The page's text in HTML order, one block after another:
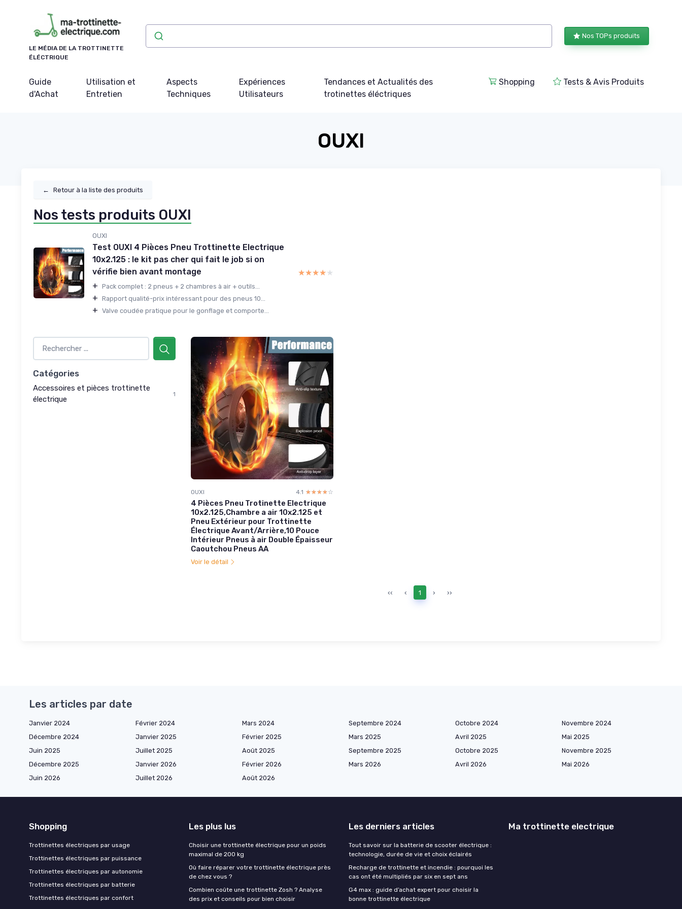
LE MÉDIA DE LA TROTTINETTE
ÉLÉCTRIQUE
Nos TOPs produits
Guide
d'Achat
Utilisation et
Entretien
Aspects
Techniques
Expériences
Utilisateurs
Tendances et Actualités des
trotinettes éléctriques
Shopping Tests & Avis Produits
OUXI
← Retour à la liste des produits
Nos tests produits OUXI
OUXI
Test OUXI 4 Pièces Pneu Trottinette Electrique
10x2.125 : le kit pas cher qui fait le job si on
vérifie bien avant montage
+ Pack complet : 2 pneus + 2 chambres à air + outils...
+ Rapport qualité-prix intéressant pour des pneus 10...
+ Valve coudée pratique pour le gonflage et comporte...
★★★★★
★★★★★
Catégories
Accessoires et pièces trottinette
électrique
1
OUXI 4.1 ☆☆☆☆☆
★★★★★
4 Pièces Pneu Trotinette Electrique
10x2.125,Chambre a air 10x2.125 et
Pneu Extérieur pour Trottinette
Électrique Avant/Arrière,10 Pouce
Intérieur Pneus à air Double Épaisseur
Caoutchou Pneus AA
Voir le détail
‹‹ ‹ 1 › ››
Les articles par date
Janvier 2024 Février 2024 Mars 2024 Septembre 2024 Octobre 2024
Novembre 2024
Décembre 2024
Janvier 2025 Février 2025 Mars 2025 Avril 2025
Mai 2025
Juin 2025
Juillet 2025 Août 2025 Septembre 2025 Octobre 2025
Novembre 2025
Décembre 2025
Janvier 2026 Février 2026 Mars 2026 Avril 2026
Mai 2026
Juin 2026
Juillet 2026 Août 2026
Shopping
Trottinettes électriques par usage
Trottinettes électriques par puissance
Trottinettes électriques par autonomie
Trottinettes électriques par batterie
Trottinettes électriques par confort
Les plus lus
Choisir une trottinette électrique pour un poids
maximal de 200 kg
Où faire réparer votre trottinette électrique près
de chez vous ?
Combien coûte une trottinette Zosh ? Analyse
des prix et conseils pour bien choisir
Les derniers articles
Tout savoir sur la batterie de scooter électrique :
technologie, durée de vie et choix éclairés
Recharge de trottinette et incendie : pourquoi les
cas ont été multipliés par six en sept ans
G4 max : guide d’achat expert pour choisir la
bonne trottinette électrique
Ma trottinette electrique